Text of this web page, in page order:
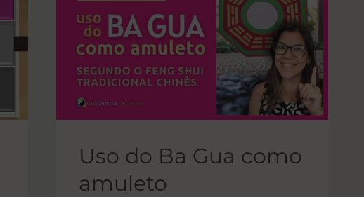
Uso do Ba Gua como
amuleto